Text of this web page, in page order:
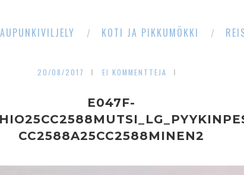
KOTI JA PIKKUMÖKKI
20/08/2017 EI KOMMENTTEJA
E047F-
CC2588A25CC2588MINEN2